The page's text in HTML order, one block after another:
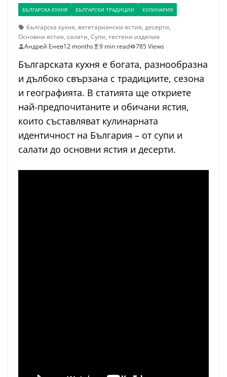
БЪЛГАРСКА КУХНЯ БЪЛГАРСКИ ТРАДИЦИИ КУЛИНАРИЯ
българска кухня, вегетариански ястия, десерти,
Основни ястия, салати, Супи, тестени изделия
Андрей Енев12 months 9 min read 785 Views
Българската кухня е богата, разнообразна
и дълбоко свързана с традициите, сезона
и географията. В статията ще откриете
най-предпочитаните и обичани ястия,
които съставляват кулинарната
идентичност на България – от супи и
салати до основни ястия и десерти.